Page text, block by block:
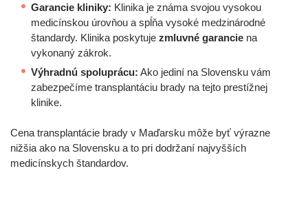
Garancie kliniky: Klinika je známa svojou vysokou
medicínskou úrovňou a spĺňa vysoké medzinárodné
štandardy. Klinika poskytuje zmluvné garancie na
vykonaný zákrok.
Výhradnú spoluprácu: Ako jediní na Slovensku vám
zabezpečíme transplantáciu brady na tejto prestížnej
klinike.
Cena transplantácie brady v Maďarsku môže byť výrazne
nižšia ako na Slovensku a to pri dodržaní najvyšších
medicínskych štandardov.